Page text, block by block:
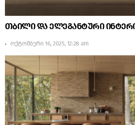
თბილი და ელეგანტური
ოქტომბერი 16, 2025, 12:28 am